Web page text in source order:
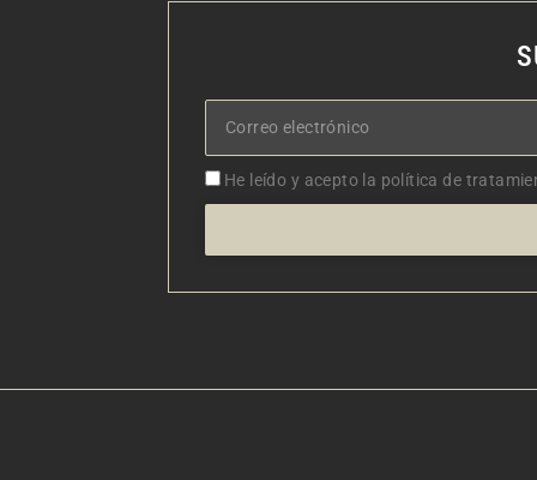
Correo
electrónico
Aceptacion
He leído y acepto la política de